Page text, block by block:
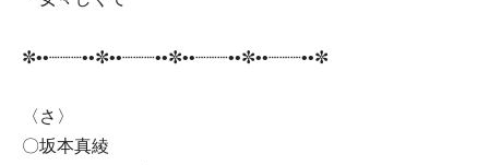
✼••┈┈┈••✼••┈┈┈••✼••┈┈┈••✼••┈┈┈••✼
〈さ〉
〇坂本真綾